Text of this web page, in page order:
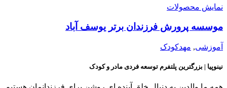
محصولات
پرورش فرزندان برتر یوسف آباد
, مهدکودک
| بزرگترین پلتفرم توسعه فردی مادر و کودک